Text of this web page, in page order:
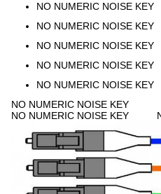
NO NUMERIC NOISE KEY
NO NUMERIC NOISE KEY
NO NUMERIC NOISE KEY
NO NUMERIC NOISE KEY
NO NUMERIC NOISE KEY
NO NUMERIC NOISE KEY
NO NUMERIC NOISE KEY